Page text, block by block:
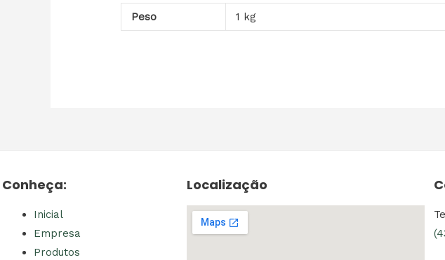
Peso 1 kg
Conheça:
Inicial
Empresa
Produtos
Localização